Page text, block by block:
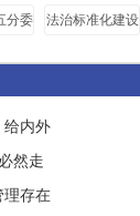
看自
分委
法治标准化建设
给内外
然走
理存在